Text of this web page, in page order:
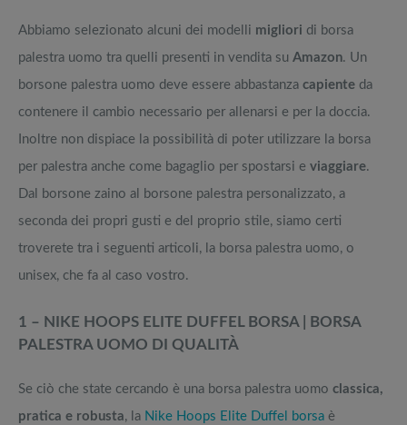
Abbiamo selezionato alcuni dei modelli migliori di borsa
palestra uomo tra quelli presenti in vendita su Amazon. Un
borsone palestra uomo deve essere abbastanza capiente da
contenere il cambio necessario per allenarsi e per la doccia.
Inoltre non dispiace la possibilità di poter utilizzare la borsa
per palestra anche come bagaglio per spostarsi e viaggiare.
Dal borsone zaino al borsone palestra personalizzato, a
seconda dei propri gusti e del proprio stile, siamo certi
troverete tra i seguenti articoli, la borsa palestra uomo, o
unisex, che fa al caso vostro.
1 – NIKE HOOPS ELITE DUFFEL BORSA | BORSA
PALESTRA UOMO DI QUALITÀ
Se ciò che state cercando è una borsa palestra uomo classica,
pratica e robusta, la Nike Hoops Elite Duffel borsa è